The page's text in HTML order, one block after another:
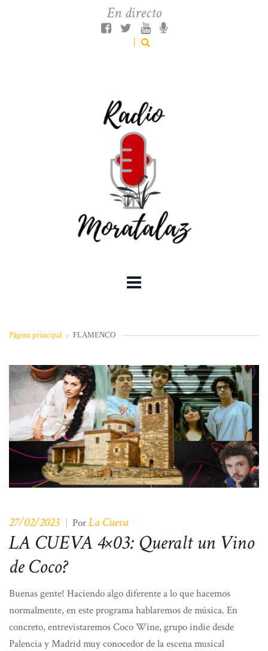
En directo
Página principal > FLAMENCO
27/02/2023 PorLa Cueva
LA CUEVA 4×03: Queralt un Vino
de Coco?
Buenas gente! Haciendo algo diferente a lo que hacemos
normalmente, en este programa hablaremos de música. En
concreto, entrevistaremos Coco Wine, grupo indie desde
Palencia y Madrid muy conocedor de la escena musical